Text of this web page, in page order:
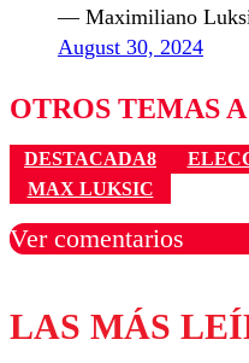
— Maximiliano
August 30, 2024
OTROS TEMAS
DESTACADA8
MAX LUKSIC
Ver comentarios
Los comentarios son
LAS MÁS